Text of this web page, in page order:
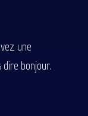
une
bonjour.